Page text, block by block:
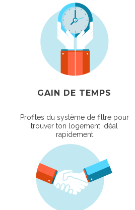
GAIN DE TEMPS
Profites du système de filtre pour
trouver ton logement idéal
rapidement